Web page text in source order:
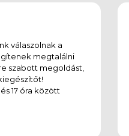
válaszolnak a
megtalálni
szabott megoldást,
17 óra között